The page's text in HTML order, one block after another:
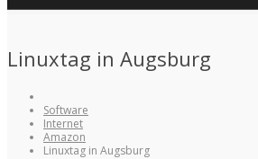
Linuxtag in Augsburg
Software
Internet
Amazon
Linuxtag in Augsburg